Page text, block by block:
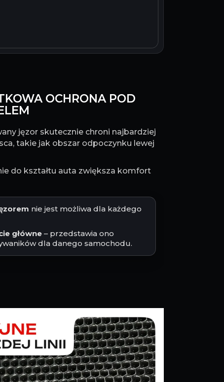
OCHRONA POD
jęzor skutecznie chroni najbardziej
takie jak obszar odpoczynku lewej
do kształtu auta zwiększa komfort
nie jest możliwa dla każdego
główne – przedstawia ono
dla danego samochodu.